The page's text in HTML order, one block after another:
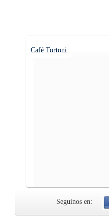
Café Tortoni
Seguinos en: